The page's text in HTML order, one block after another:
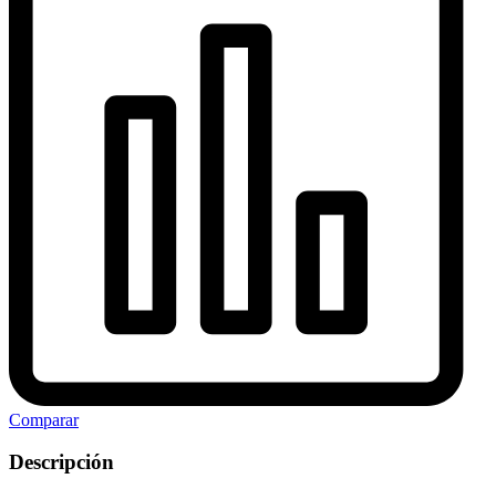
Comparar
Descripción